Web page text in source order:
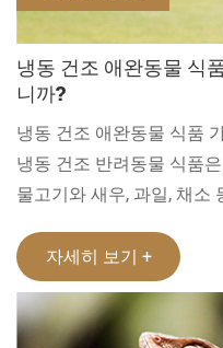
냉동 건조 애완동물 식
니까?
냉동 건조 애완동물 식품
냉동 건조 반려동물 식품
물고기와 새우, 과일, 채소
자세히 보기 +